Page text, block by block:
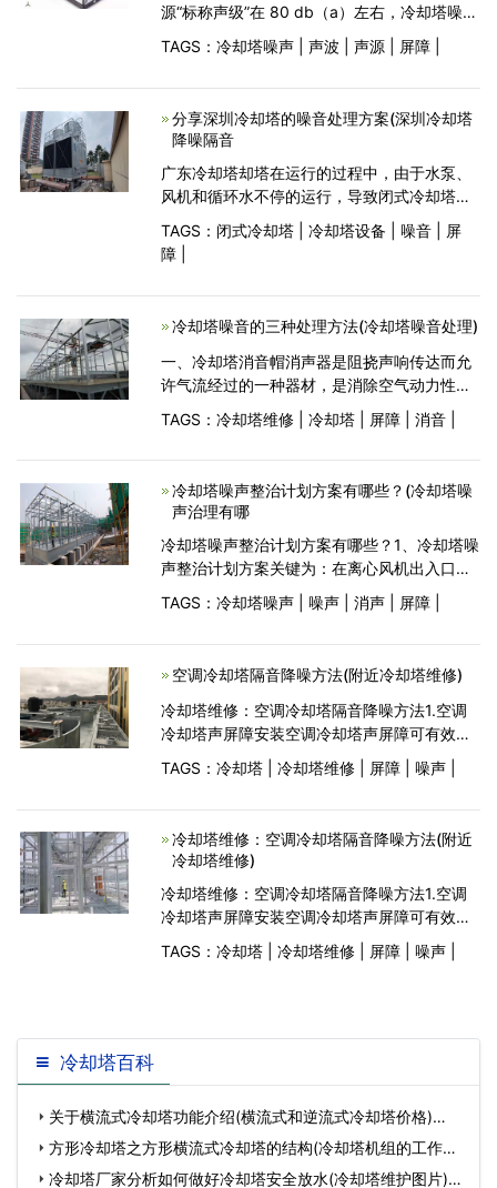
源“标称声级”在 80 db（a）左右，冷却塔噪声
的治理目标原则上应是将受噪声干扰的受声点
噪声级控制在相应于当地环境的噪声国家标准
TAGS： 冷却塔噪声| 声波 声源| 屏障|
分享深圳冷却塔的噪音处理方案(深圳冷却塔
降噪隔音
广东冷却塔却塔在运行的过程中，由于水泵、
风机和循环水不停的运行，导致闭式冷却塔噪
音影响非常大。噪音主要是由于震动的产生
的，广东闭式冷却塔的噪音主要几个方面：淋
水声、风机风噪声音、水泵震动声音。闭式冷
TAGS： 闭式冷却塔| 冷却塔设备 噪音|
屏
障|
冷却塔噪音的三种处理方法(冷却塔噪音处理)
一、冷却塔消音帽消声器是阻挠声响传达而允
许气流经过的一种器材，是消除空气动力性噪
声的首要设备。消声器是安装在空气动力设备
(冷却塔、风机、鼓风机、空压机)的气流通道
TAGS： 冷却塔维修| 冷却塔| 屏障| 消音|
冷却塔噪声整治计划方案有哪些？(冷却塔噪
声治理有哪
冷却塔噪声整治计划方案有哪些？1、冷却塔噪
声整治计划方案关键为：在离心风机出入口设
定消声器，能够合理阻拦气体驱动力噪声，冷
却塔周边设定吸隔音屏障，合理减少洒水噪声
TAGS： 冷却塔噪声| 噪声| 消声| 屏障|
空调冷却塔隔音降噪方法(附近冷却塔维修)
冷却塔维修：空调冷却塔隔音降噪方法1.空调
冷却塔声屏障安装空调冷却塔声屏障可有效阻
挡淋浴噪声、水泵噪声、风扇噪声、电机噪声
的传播，特别是靠近冷却塔的住宅建筑。安装
TAGS： 冷却塔| 冷却塔维修| 屏障| 噪声|
冷却塔维修：空调冷却塔隔音降噪方法(附近
冷却塔维修)
冷却塔维修：空调冷却塔隔音降噪方法1.空调
冷却塔声屏障安装空调冷却塔声屏障可有效阻
挡淋浴噪声、水泵噪声、风扇噪声、电机噪声
的传播，特别是靠近冷却塔的住宅建筑。安装
TAGS： 冷却塔| 冷却塔维修| 屏障| 噪声|
冷却塔百科
关于横流式冷却塔功能介绍(横流式和逆流式冷却塔价格)…
方形冷却塔之方形横流式冷却塔的结构(冷却塔机组的工作原
理图)…
冷却塔厂家分析如何做好冷却塔安全放水(冷却塔维护图片)…